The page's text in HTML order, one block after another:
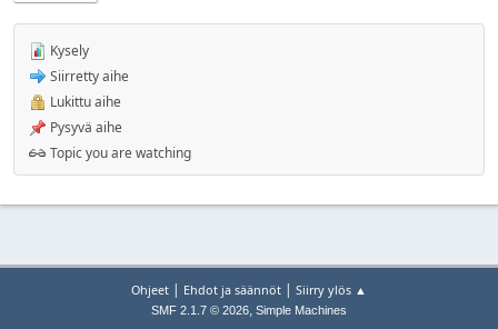
Kysely
Siirretty aihe
Lukittu aihe
Pysyvä aihe
Topic you are watching
Ohjeet | Ehdot ja säännöt | Siirry ylös ▲
SMF 2.1.7 © 2026, Simple Machines